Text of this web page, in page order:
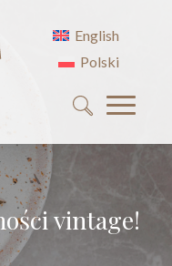
English
Polski
Search
for:
vintage!